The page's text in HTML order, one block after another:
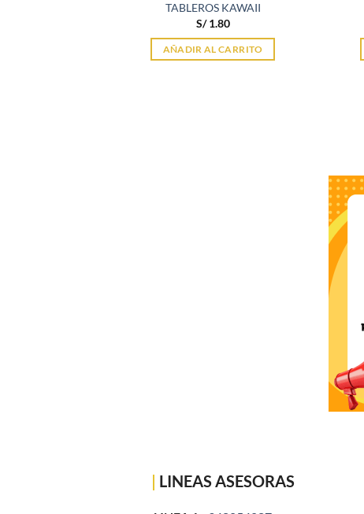
TABLEROS KAWAII
S/1.80
AÑADIR AL CARRITO
| LINEAS ASESORAS